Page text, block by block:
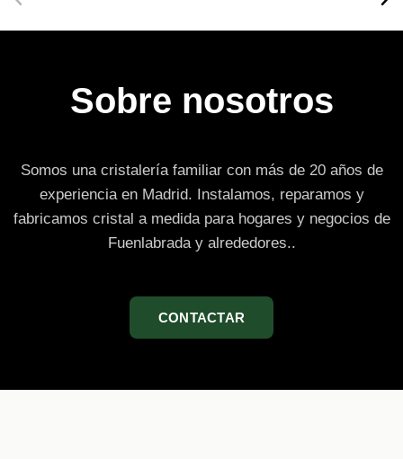
Sobre nosotros
Somos una cristalería familiar con más de 20 años de
experiencia en Madrid. Instalamos, reparamos y
fabricamos cristal a medida para hogares y negocios de
Fuenlabrada y alrededores..
CONTACTAR